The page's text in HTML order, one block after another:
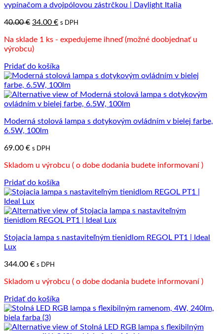
vypínačom a dvojpólovou zástrčkou | Daylight Italia
40.00€ Pôvodná
bola:
40.00 €.
34.00 €Aktuálna
je:
s DPH
Na sklade 1 ks - expedujeme ihneď (možné doobjednať u
výrobcu)
Pridať do košíka
Moderná stolová lampa s dotykovým ovládním v bielej farbe,
6.5W, 100lm
69.00 € s DPH
Skladom u výrobcu ( o dobe dodania budete informovaní )
Pridať do košíka
Stojacia lampa s nastaviteľným tienidlom REGOL PT1 | Ideal
Lux
344.00 € s DPH
Skladom u výrobcu ( o dobe dodania budete informovaní )
Pridať do košíka